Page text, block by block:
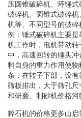
压圆锥破碎机、环锤
破碎机、圆锥式破碎
机等。不同型号的破
例：锤式破碎机主要
机工作时，电机带动
中，高速回转的锤头
料自身的重力作用使
条，在转子下部，设
筛板排出，大于筛孔
和研磨。制砂机价格河
粹石机的价格更多山